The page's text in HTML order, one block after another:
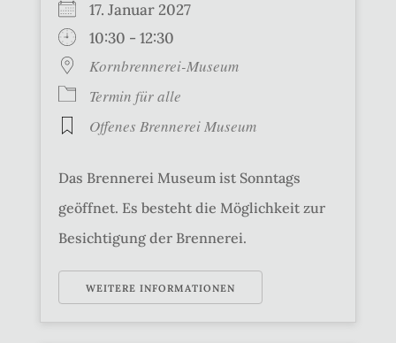
17. Januar 2027
10:30 - 12:30
Kornbrennerei-Museum
Termin für alle
Offenes Brennerei Museum
Das Brennerei Museum ist Sonntags
geöffnet. Es besteht die Möglichkeit zur
Besichtigung der Brennerei.
WEITERE INFORMATIONEN